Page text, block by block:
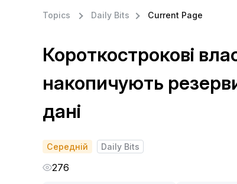
Topics Daily Bits Current Page
Короткострокові
накопичують
дані
Середній Daily Bits
276